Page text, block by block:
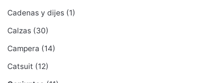
Cadenas y dijes (1)
Calzas (30)
Campera (14)
Catsuit (12)